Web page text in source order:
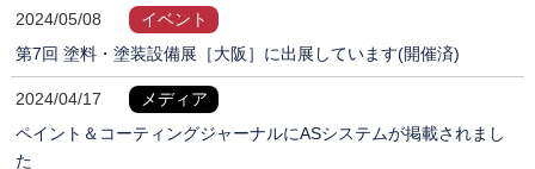
2024/05/08
イベント
第7回 塗料・塗装設備展［大阪］に出展しています(開催済)
2024/04/17
メディア
ペイント＆コーティングジャーナルにASシステムが掲載されまし
た